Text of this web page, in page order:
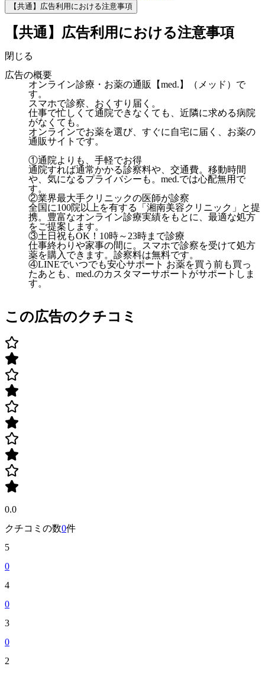
【共通】広告利用における注意事項
【共通】広告利用における注意事項
閉じる
広告の概要
オンライン診療・お薬の通販【med.】（メッド）で
す。
スマホで診察、おくすり届く。
仕事で忙しくて通院できなくても、近隣に求める病院
がなくても。
オンラインでお薬を選び、すぐに自宅に届く、お薬の
通販サイトです。
①通院よりも、手軽でお得
通院すれば通常かかる診察料や、交通費。移動時間
や、気になるプライバシーも。med.では心配無用で
す。
②業界最大手クリニックの医師が診察
全国に100院以上を有する「湘南美容クリニック」と提
携。豊富なオンライン診療実績をもとに、最適な処方
をご提案します。
③土日祝もOK！10時～23時まで診療
仕事終わりや家事の間に。スマホで診察を受けて処方
薬を購入できます。診察料は無料です。
④LINEでいつでも安心サポート お薬を買う前も買っ
たあとも、med.のカスタマーサポートがサポートしま
す。
この広告のクチコミ
0.0
クチコミの数0件
5
0
4
0
3
0
2